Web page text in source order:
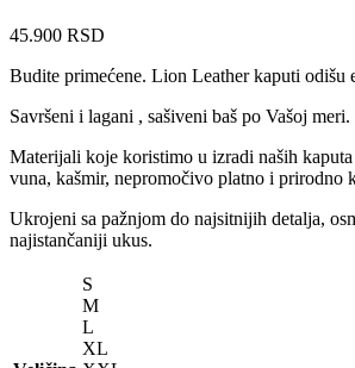
45.900 RSD
Budite primećene. Lion Leather kaputi odišu
Savršeni i lagani , sašiveni baš po Vašoj meri.
Materijali koje koristimo u izradi naših kaputa
vuna, kašmir, nepromočivo platno i prirodno
Ukrojeni sa pažnjom do najsitnijih detalja,
najistančaniji ukus.
S
M
L
XL